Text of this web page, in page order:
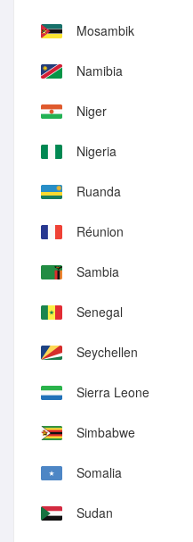
Mosambik
Namibia
Niger
Nigeria
Ruanda
Réunion
Sambia
Senegal
Seychellen
Sierra Leone
Simbabwe
Somalia
Sudan